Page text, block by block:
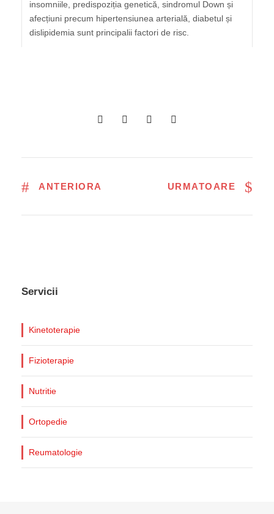
insomniile, predispoziția genetică, sindromul Down și
afecțiuni precum hipertensiunea arterială, diabetul și
dislipidemia sunt principalii factori de risc.
ANTERIORA URMATOARE
Servicii
Kinetoterapie
Fizioterapie
Nutritie
Ortopedie
Reumatologie